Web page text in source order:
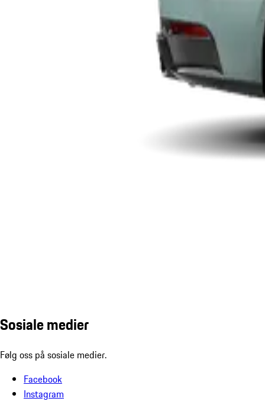
Sosiale medier
Følg oss på sosiale medier.
Facebook
Instagram